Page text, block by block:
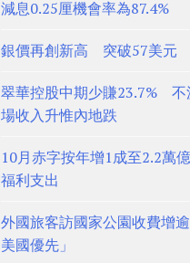
減息0.25厘機會率為87.4%
銀價再創新高 突破57美元
翠華控股中期少賺23.7%
場收入升惟內地跌
10月赤字按年增1成至2.2萬
福利支出
外國旅客訪國家公園收費增
美國優先」